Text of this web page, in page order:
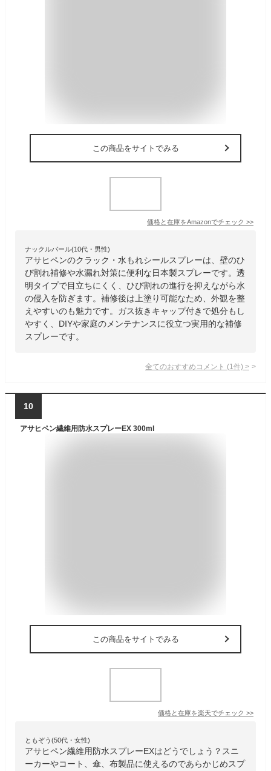
この商品をサイトでみる
価格と在庫をAmazonでチェック >>
ナックルバール(10代・男性)
アサヒペンのクラック・水もれシールスプレーは、壁のひ
び割れ補修や水漏れ対策に便利な日本製スプレーです。透
明タイプで目立ちにくく、ひび割れの進行を抑えながら水
の侵入を防ぎます。補修後は上塗り可能なため、外観を整
えやすいのも魅力です。ガス抜きキャップ付きで処分もし
やすく、DIYや家庭のメンテナンスに役立つ実用的な補修
スプレーです。
全てのおすすめコメント (1 件) >
10
アサヒペン繊維用防水スプレーEX 300ml
この商品をサイトでみる
価格と在庫を楽天でチェック >>
ともぞう(50代・女性)
アサヒペン繊維用防水スプレーEXはどうでしょう？スニ
ーカーやコート、傘、布製品に使えるのであらかじめスプ